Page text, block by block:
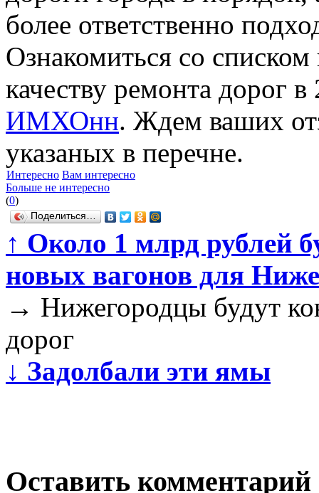
более ответственно
Ознакомиться со
качеству ремонта дорог
ИМХОнн. Ждем ваших
указаных в перечне.
Интересно Вам интересно
Больше не интересно
(0)
Поделиться…
↑ Около 1 млрд рублей
новых вагонов для
→ Нижегородцы будут
дорог
↓ Задолбали эти ямы
Оставить комментарий